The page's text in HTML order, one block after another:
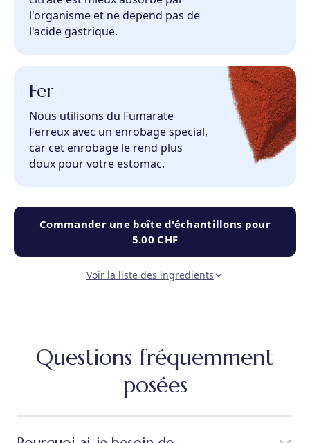
l'organisme et ne depend pas de
l'acide gastrique.
Fer
Nous utilisons du Fumarate
Ferreux avec un enrobage special,
car cet enrobage le rend plus
doux pour votre estomac.
Commander une boîte d'échantillons pour
5.00 CHF
Voir la liste des ingredients
Questions fréquemment
posées